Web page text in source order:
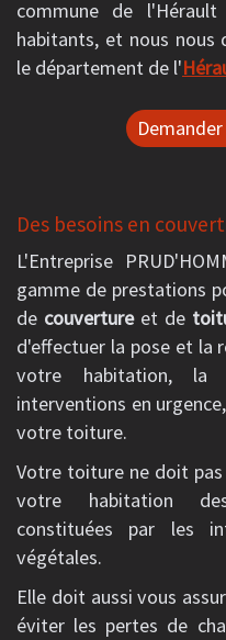
commune de
habitants, et nous nous
le département de l'
Des besoins en
L'Entreprise
gamme de prestations
de couvertureet de
d'effectuer la pose et la
votre habitation, la
interventions en
votre toiture.
Votre toiture ne doit
votre habitation
constituées par les
végétales.
Elle doit aussi vous
éviter les pertes de